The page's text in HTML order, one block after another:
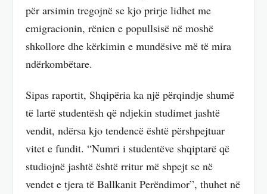
për arsimin tregojnë se kjo prirje lidhet me
emigracionin, rënien e popullsisë në moshë
shkollore dhe kërkimin e mundësive më të mira
ndërkombëtare.
Sipas raportit, Shqipëria ka një përqindje shumë
të lartë studentësh që ndjekin studimet jashtë
vendit, ndërsa kjo tendencë është përshpejtuar
vitet e fundit. “Numri i studentëve shqiptarë që
studiojnë jashtë është rritur më shpejt se në
vendet e tjera të Ballkanit Perëndimor”, thuhet në